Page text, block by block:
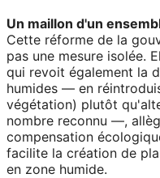
Un maillon d'un
Cette réforme de la
pas une mesure isolée.
qui revoit également la
humides — en
végétation) plutôt
nombre reconnu —,
compensation
facilite la création de
en zone humide.